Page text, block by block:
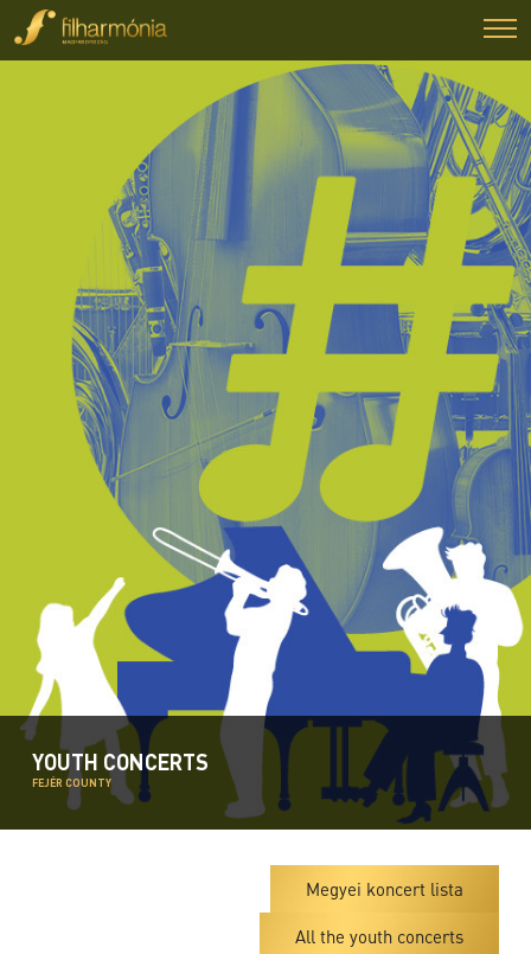
YOUTH CONCERTS
FEJÉR COUNTY
Megyei koncert lista
All the youth concerts